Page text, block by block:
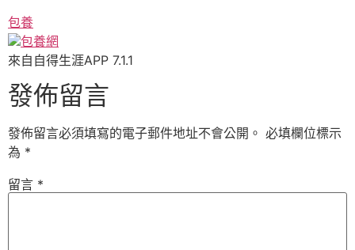
包養
包養網
來自自得生涯APP 7.1.1
發佈留言
發佈留言必須填寫的電子郵件地址不會公開。 必填欄位標示
為 *
留言 *